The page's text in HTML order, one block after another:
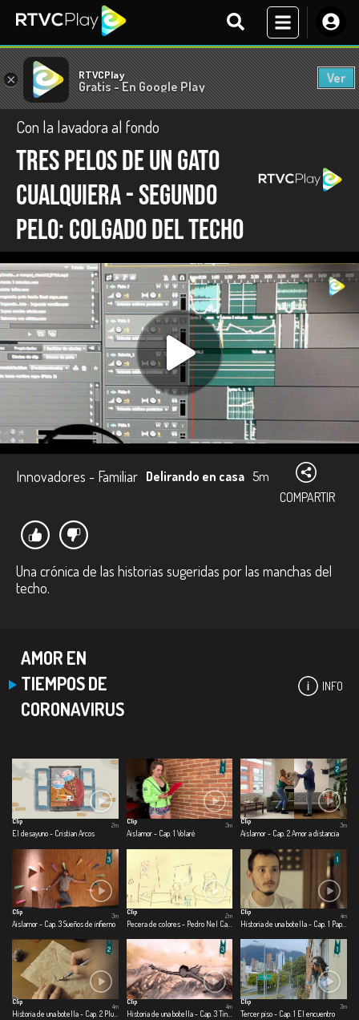
× RTVCPlay
Gratis - En Google Play
Ver
Con la lavadora al fondo
Tres pelos de un gato
cualquiera - Segundo
pelo: colgado del techo
Innovadores - Familiar Delirando en casa 5m
COMPARTIR
Una crónica de las historias sugeridas por las manchas del
techo.
AMOR EN
TIEMPOS DE
CORONAVIRUS
INFO
Clip
El desayuno - Cristian Arcos
2m
Clip
Aislamor - Cap. 1 Volaré
3m
Clip
Aislamor - Cap. 2 Amor a distancia
3m
Clip
Aislamor - Cap. 3 Sueños de infierno
3m
Clip
Pecera de colores - Pedro Nel Cabrera
2m
Clip
4m
Clip
4m
Clip
Historia de una botella - Cap. 3 Tinta
4m
Clip
Tercer piso - Cap. 1 El encuentro
3m